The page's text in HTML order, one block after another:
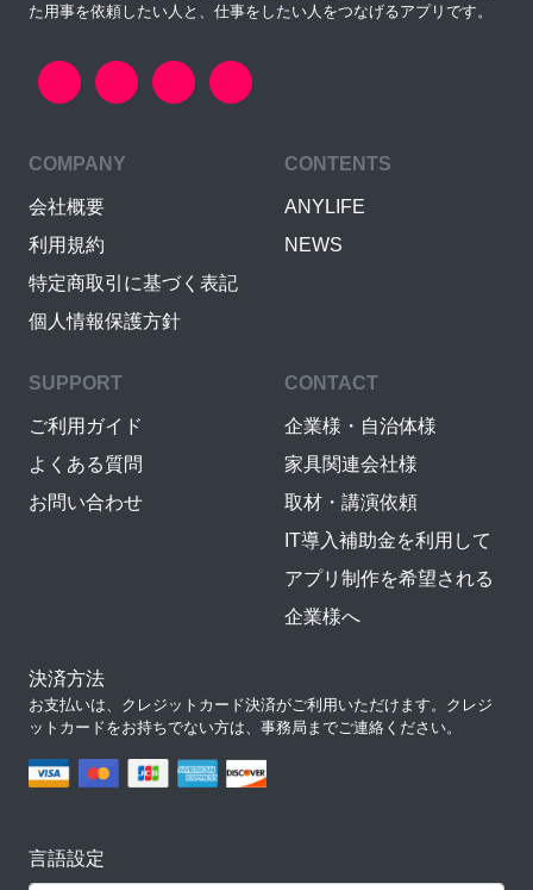
た用事を依頼したい人と、仕事をしたい人をつなげるアプリです。
COMPANY
会社概要
利用規約
特定商取引に基づく表記
個人情報保護方針
CONTENTS
ANYLIFE
NEWS
SUPPORT
ご利用ガイド
よくある質問
お問い合わせ
CONTACT
企業様・自治体様
家具関連会社様
取材・講演依頼
IT導入補助金を利用して
アプリ制作を希望される
企業様へ
決済方法
お支払いは、クレジットカード決済がご利用いただけます。クレジ
ットカードをお持ちでない方は、事務局までご連絡ください。
言語設定